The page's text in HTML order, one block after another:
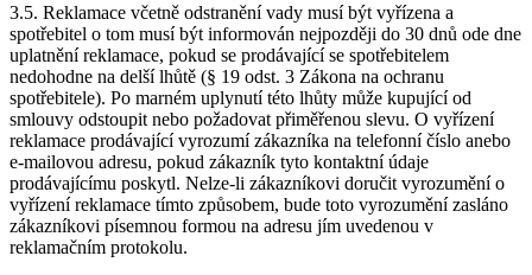
3.5. Reklamace včetně odstranění vady musí být vyřízena a
spotřebitel o tom musí být informován nejpozději do 30 dnů ode dne
uplatnění reklamace, pokud se prodávající se spotřebitelem
nedohodne na delší lhůtě (§ 19 odst. 3 Zákona na ochranu
spotřebitele). Po marném uplynutí této lhůty může kupující od
smlouvy odstoupit nebo požadovat přiměřenou slevu. O vyřízení
reklamace prodávající vyrozumí zákazníka na telefonní číslo anebo
e-mailovou adresu, pokud zákazník tyto kontaktní údaje
prodávajícímu poskytl. Nelze-li zákazníkovi doručit vyrozumění o
vyřízení reklamace tímto způsobem, bude toto vyrozumění zasláno
zákazníkovi písemnou formou na adresu jím uvedenou v
reklamačním protokolu.